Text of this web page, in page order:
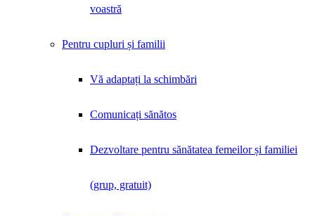
voastră
Pentru cupluri și familii
Vă adaptați la schimbări
Comunicați sănătos
Dezvoltare pentru sănătatea femeilor și familiei
(grup, gratuit)